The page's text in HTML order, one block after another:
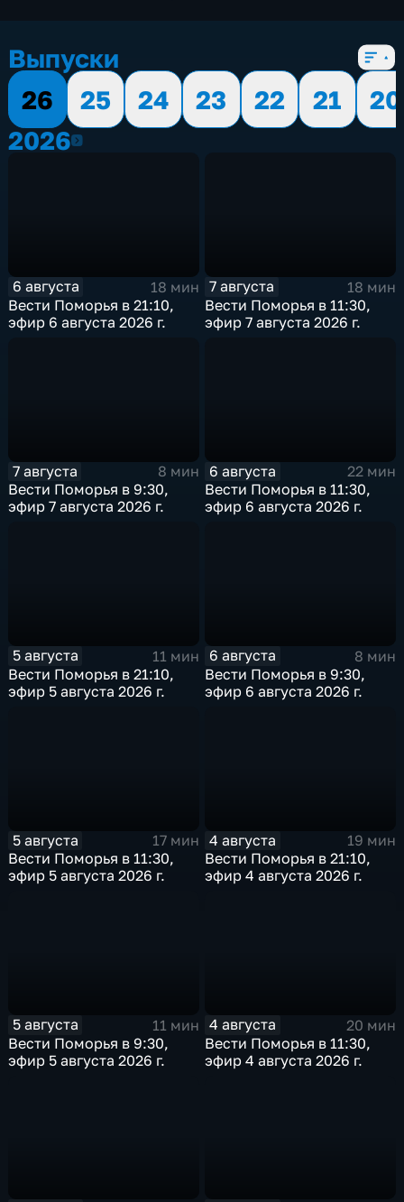
Выпуски
26
25 24 23 22 21
20
20262026
6 августа
18 мин
Вести Поморья в 21:10,
эфир 6 августа 2026 г.
7 августа
18 мин
Вести Поморья в 11:30,
эфир 7 августа 2026 г.
7 августа
8 мин
Вести Поморья в 9:30,
эфир 7 августа 2026 г.
6 августа
22 мин
Вести Поморья в 11:30,
эфир 6 августа 2026 г.
5 августа
11 мин
Вести Поморья в 21:10,
эфир 5 августа 2026 г.
6 августа
8 мин
Вести Поморья в 9:30,
эфир 6 августа 2026 г.
5 августа
17 мин
Вести Поморья в 11:30,
эфир 5 августа 2026 г.
4 августа
19 мин
Вести Поморья в 21:10,
эфир 4 августа 2026 г.
5 августа
11 мин
Вести Поморья в 9:30,
эфир 5 августа 2026 г.
4 августа
20 мин
Вести Поморья в 11:30,
эфир 4 августа 2026 г.